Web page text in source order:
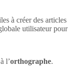
à créer des
utilisateur
l’orthographe.